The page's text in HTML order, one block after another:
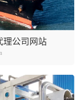
理公司网站